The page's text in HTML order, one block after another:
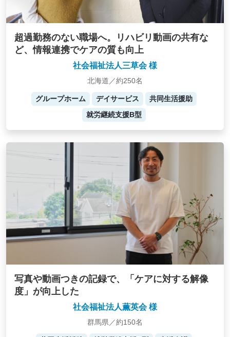
超過勤務のない職場へ。リハビリ動画の共有な
ど、情報連携でケアの質も向上
社会福祉法人三草会 様
北海道／約250名
グループホーム デイサービス
共同生活援助
就労継続支援B型
写真や動画つきの記録で、「ケアに対する解像
度」が向上した
社会福祉法人薫英会 様
群馬県／約150名